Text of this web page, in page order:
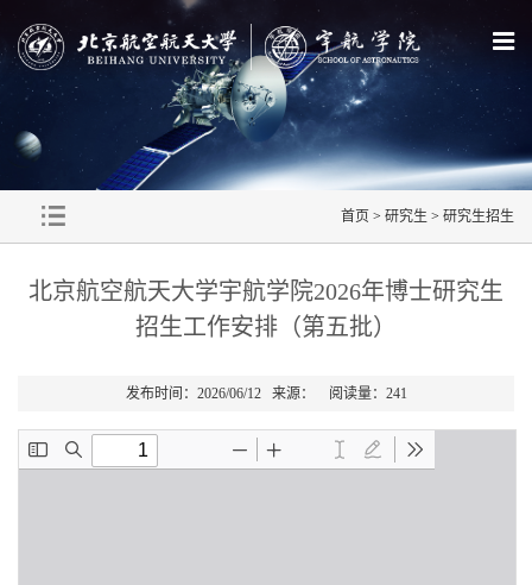
首页 > 研究生 > 研究生招生
北京航空航天大学宇航学院2026年博士研究生
招生工作安排（第五批）
发布时间：2026/06/12 来源： 阅读量： 241